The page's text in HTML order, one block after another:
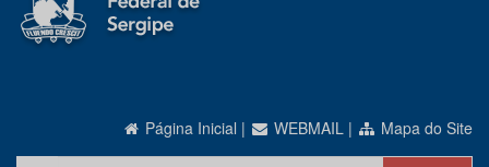
Página Inicial | WEBMAIL | Mapa do Site